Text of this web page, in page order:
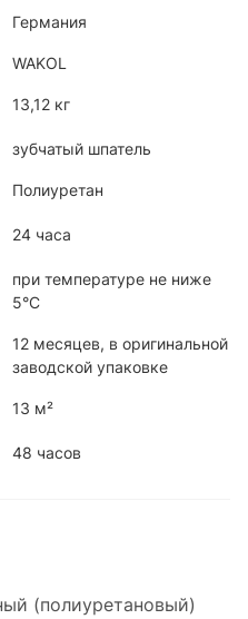
Германия
WAKOL
13,12 кг
зубчатый шпатель
Полиуретан
24 часа
при температуре не ниже
5°С
12 месяцев, в оригинальной
заводской упаковке
13 м²
48 часов
(полиуретановый)